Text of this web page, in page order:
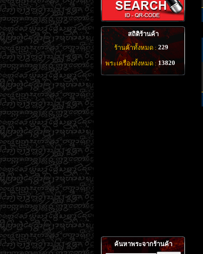
สถิติร้านค้า
ร้านค้าทั้งหมด : 229
พระเครื่องทั้งหมด : 13820
ค้นหาพระจากร้านค้า